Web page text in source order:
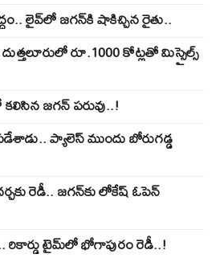
లైవ్‌లో జగన్‌కి షాకిచ్చిన రైతు..
రూ.1000 కోట్లతో మిస్సైల్స్
జగన్ పరువు..!
ప్యాలెస్‌ ముందు బోరుగడ్డ
రెడీ.. జగన్‌కు లోకేష్‌ ఓపెన్
రికార్డు టైమ్‌లో భోగాపురం రెడీ..!